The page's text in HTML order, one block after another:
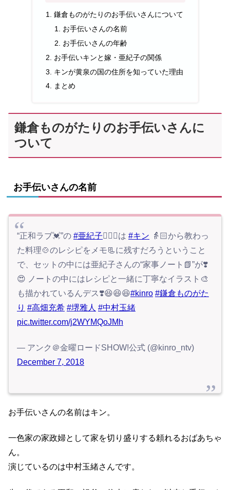
鎌倉ものがたりのお手伝いさんについて
お手伝いさんの名前
お手伝いさんの年齢
お手伝いキンと嫁・亜紀子の関係
キンが黄泉の国の住所を知っていた理由
まとめ
鎌倉ものがたりのお手伝いさんに
ついて
お手伝いさんの名前
“正和ラブ💓”の #亜紀子🙍🏻‍♀️は #キン 👵🏻から教わっ
た料理🍲のレシピをメモ📃に残すだろうということ
で、セットの中には亜紀子さんの“家事ノート📗”が❣️
😍 ノートの中にはレシピと一緒に丁寧なイラスト🎨
も描かれているんデス❣️😆😆😆#kinro #鎌倉ものがた
り #高畑充希 #堺雅人 #中村玉緒
pic.twitter.com/j2WYMQoJMh
— アンク＠金曜ロードSHOW!公式 (@kinro_ntv)
December 7, 2018
お手伝いさんの名前はキン。
一色家の家政婦として家を切り盛りする頼れるおばあちゃ
ん。
演じているのは中村玉緒さんです。